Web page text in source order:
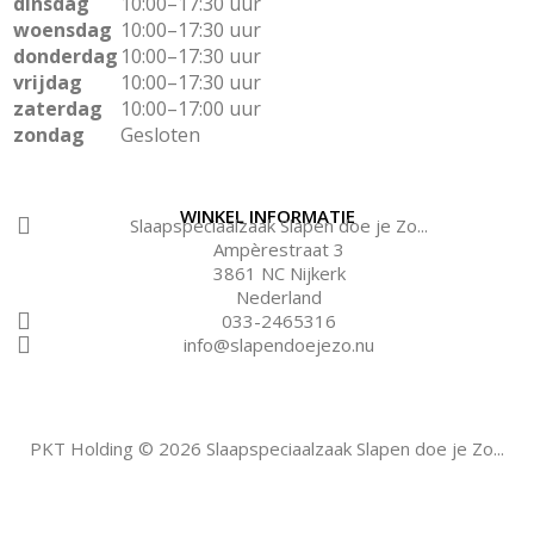
woensdag 10:00–17:30 uur
donderdag 10:00–17:30 uur
vrijdag
10:00–17:30 uur
zaterdag
10:00–17:00 uur
zondag
Gesloten
WINKEL INFORMATIE
Slaapspeciaalzaak Slapen doe je Zo...
Ampèrestraat 3
3861 NC Nijkerk
Nederland
033-2465316
info@slapendoejezo.nu
PKT Holding © 2026 Slaapspeciaalzaak Slapen doe je Zo...